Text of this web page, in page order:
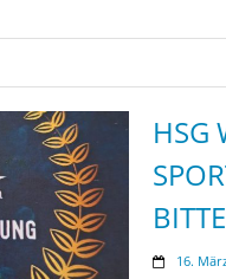
HSG
16.